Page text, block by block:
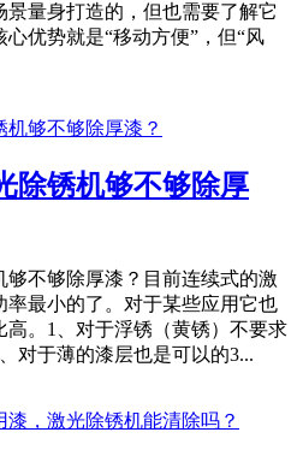
量身打造的，但也需要了解它
优势就是“移动方便”，但“风
除锈机够不够除厚
够不够除厚漆？目前连续式的激
率最小的了。对于某些应用它也
高。1、对于浮锈（黄锈）不要求
对于薄的漆层也是可以的3...